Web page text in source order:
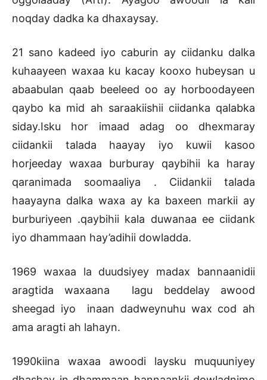
noqday dadka ka dhaxaysay.
21 sano kadeed iyo caburin ay ciidanku dalka
kuhaayeen waxaa ku kacay kooxo hubeysan u
abaabulan qaab beeleed oo ay horboodayeen
qaybo ka mid ah saraakiishii ciidanka qalabka
siday.Isku hor imaad adag oo dhexmaray
ciidankii talada haayay iyo kuwii kasoo
horjeeday waxaa burburay qaybihii ka haray
qaranimada soomaaliya . Ciidankii talada
haayayna dalka waxa ay ka baxeen markii ay
burburiyeen .qaybihii kala duwanaa ee ciidank
iyo dhammaan hay’adihii dowladda.
1969 waxaa la duudsiyey madax bannaanidii
aragtida waxaana lagu beddelay awood
sheegad iyo inaan dadweynuhu wax cod ah
ama aragti ah lahayn.
1990kiina waxaa awoodi laysku muquuniyey